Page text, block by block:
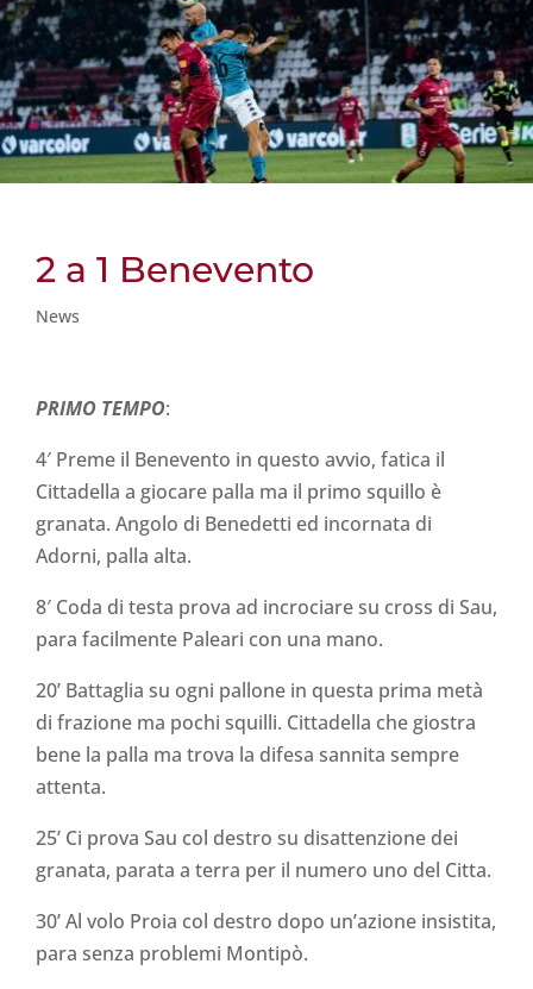
2 a 1 Benevento
News
PRIMO TEMPO:
4′ Preme il Benevento in questo avvio, fatica il
Cittadella a giocare palla ma il primo squillo è
granata. Angolo di Benedetti ed incornata di
Adorni, palla alta.
8′ Coda di testa prova ad incrociare su cross di Sau,
para facilmente Paleari con una mano.
20’ Battaglia su ogni pallone in questa prima metà
di frazione ma pochi squilli. Cittadella che giostra
bene la palla ma trova la difesa sannita sempre
attenta.
25’ Ci prova Sau col destro su disattenzione dei
granata, parata a terra per il numero uno del Citta.
30’ Al volo Proia col destro dopo un’azione insistita,
para senza problemi Montipò.